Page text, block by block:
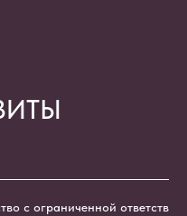
с ограниченной